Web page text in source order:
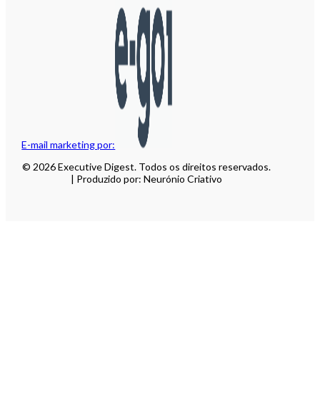
E-mail marketing por:
© 2026 Executive Digest. Todos os direitos reservados.
| Produzido por: Neurónio Criativo